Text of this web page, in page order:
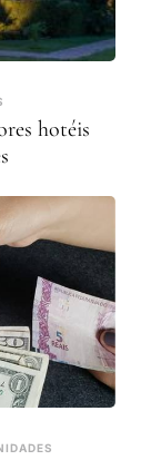
hotéis